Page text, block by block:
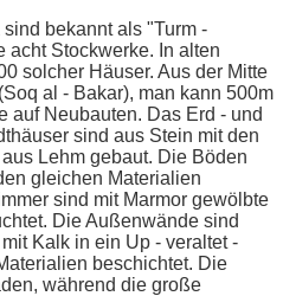
bekannt als "Turm -
acht Stockwerke. In alten
solcher Häuser. Aus der Mitte
al - Bakar), man kann 500m
auf Neubauten. Das Erd - und
sind aus Stein mit den
Lehm gebaut. Die Böden
gleichen Materialien
sind mit Marmor gewölbte
Die Außenwände sind
Kalk in ein Up - veraltet -
beschichtet. Die
während die große